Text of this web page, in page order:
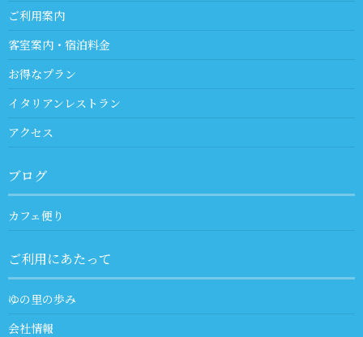
ご利用案内
客室案内・宿泊料金
お得なプラン
イタリアンレストラン
アクセス
ブログ
カフェ便り
ご利用にあたって
ゆの里の歩み
会社情報